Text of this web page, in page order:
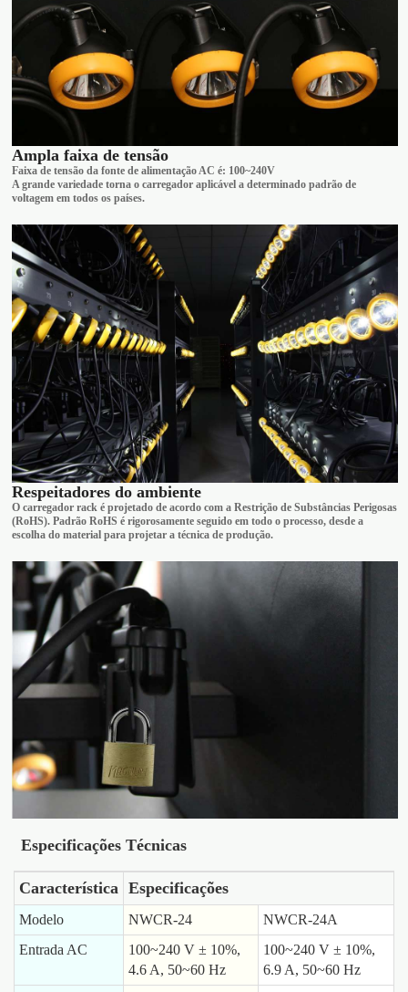
Ampla faixa de tensão
Faixa de tensão da fonte de alimentação AC é: 100~240V
A grande variedade torna o carregador aplicável a determinado padrão de
voltagem em todos os países.
Respeitadores do ambiente
O carregador rack é projetado de acordo com a Restrição de Substâncias Perigosas
(RoHS). Padrão RoHS é rigorosamente seguido em todo o processo, desde a
escolha do material para projetar a técnica de produção.
Especificações Técnicas
Característica Especificações
Modelo NWCR-24
NWCR-24A
Entrada AC
100~240 V ± 10%,
4.6 A, 50~60 Hz
100~240 V ± 10%,
6.9 A, 50~60 Hz